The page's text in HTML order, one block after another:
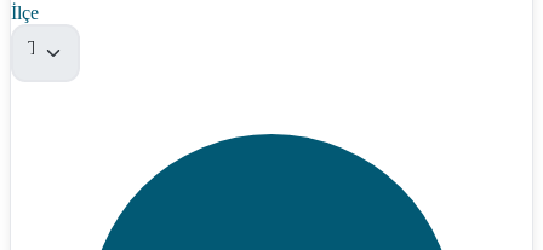
İlçe
Tümü